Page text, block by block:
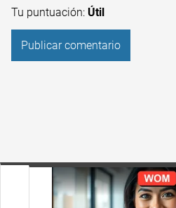
Tu puntuación: Útil